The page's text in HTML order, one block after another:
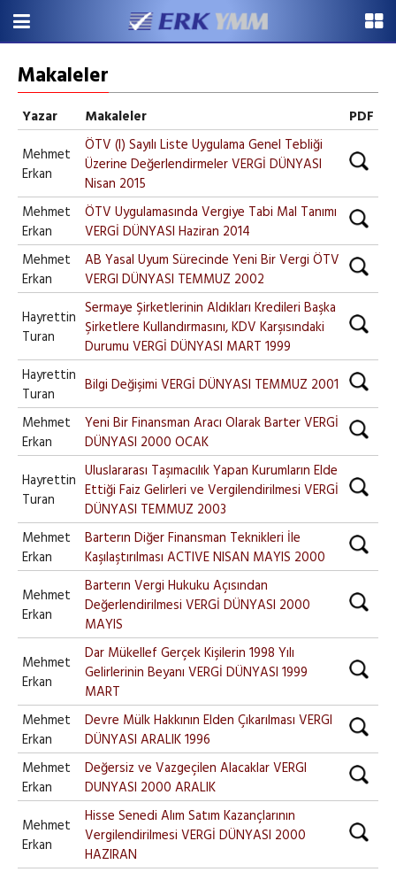
Makaleler
Yazar Makaleler
PDF
Mehmet
Erkan
ÖTV (I) Sayılı Liste Uygulama Genel Tebliği
Üzerine Değerlendirmeler VERGİ DÜNYASI
Nisan 2015
Mehmet
Erkan
ÖTV Uygulamasında Vergiye Tabi Mal Tanımı
VERGİ DÜNYASI Haziran 2014
Mehmet
Erkan
AB Yasal Uyum Sürecinde Yeni Bir Vergi ÖTV
VERGI DÜNYASI TEMMUZ 2002
Hayrettin
Turan
Sermaye Şirketlerinin Aldıkları Kredileri Başka
Şirketlere Kullandırmasını, KDV Karşısındaki
Durumu VERGİ DÜNYASI MART 1999
Hayrettin
Turan
Bilgi Değişimi VERGİ DÜNYASI TEMMUZ 2001
Mehmet
Erkan
Yeni Bir Finansman Aracı Olarak Barter VERGİ
DÜNYASI 2000 OCAK
Hayrettin
Turan
Uluslararası Taşımacılık Yapan Kurumların Elde
Ettiği Faiz Gelirleri ve Vergilendirilmesi VERGİ
DÜNYASI TEMMUZ 2003
Mehmet
Erkan
Barterın Diğer Finansman Teknikleri İle
Kaşılaştırılması ACTIVE NISAN MAYIS 2000
Mehmet
Erkan
Barterın Vergi Hukuku Açısından
Değerlendirilmesi VERGİ DÜNYASI 2000
MAYIS
Mehmet
Erkan
Dar Mükellef Gerçek Kişilerin 1998 Yılı
Gelirlerinin Beyanı VERGİ DÜNYASI 1999
MART
Mehmet
Erkan
Devre Mülk Hakkının Elden Çıkarılması VERGI
DÜNYASI ARALIK 1996
Mehmet
Erkan
Değersiz ve Vazgeçilen Alacaklar VERGI
DUNYASI 2000 ARALIK
Mehmet
Erkan
Hisse Senedi Alım Satım Kazançlarının
Vergilendirilmesi VERGİ DÜNYASI 2000
HAZIRAN